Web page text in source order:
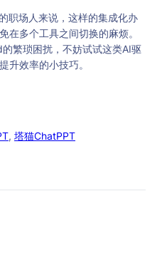
职场人来说，这样的集成化办
在多个工具之间切换的麻烦。
繁琐困扰，不妨试试这类AI驱
升效率的小技巧。
, 塔猫ChatPPT